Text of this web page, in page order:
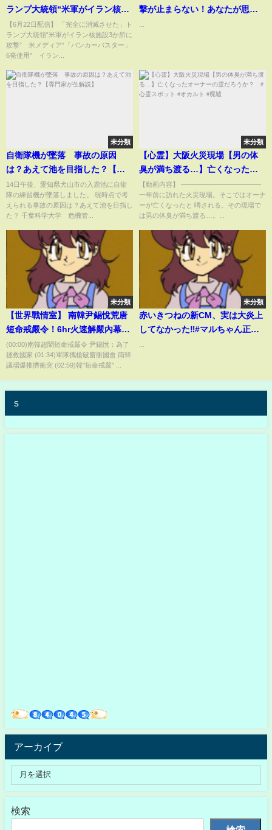
ランプ大統領“米軍がイラン核施
設3か所に攻撃”／石破総理「邦
人の安全確保に向けた万全の措
置を講じるよう指示」／緊張続
め】
【6月22日配信】 「完全に消滅させた」ト
ランプ大統領“米軍がイラン核施設3か所に
攻撃” 米メディア“「バンカーバスター」
6発使用” イラン...
撃が止まらない！あなたが思う
未分類
自衛隊機が墜落 事故の原因
は？あえて池を目指した？【専
門家が生解説】
14日午後、愛知県犬山市の入鹿池に自衛
隊の練習機が墜落しました。 現時点で考
えられる事故の原因は？あえて池を目指し
た？ 千葉科学大学 危機管...
未分類
【心霊】大阪火災現場【男の体
臭が満ち渡る…】亡くなったオ
ーナーの霊だろうか？ #心霊ス
ポット #オカルト #廃墟
【動画内容】 ――――――――――――
一年前に訪れた火災現場。そこではオーナ
ーが亡くなったと 噂される。その現場で
は男の体臭が満ち渡る…。...
未分類
【世界戰情室】 南韓尹錫悅荒唐
短命戒嚴令！6hr火速解嚴內幕曝
EP9 字幕｜洪培翔
@newscloudworld 6시간 만에
해제된 '비상 계엄'
(00:00)南韓超鬧短命戒嚴令 尹錫悅：為了
拯救國家 (01:34)軍隊攜槍破窗衝國會 南韓
議場爆推擠衝突 (02:59)韓"短命戒嚴" ...
未分類
赤いきつねの新CM、実は大炎上
してなかった‼︎#マルちゃん正麺
s
アーカイブ
検索